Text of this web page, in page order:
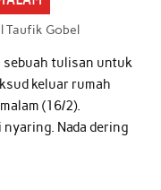
Taufik Gobel
sebuah tulisan untuk
keluar rumah
(16/2).
Nada dering